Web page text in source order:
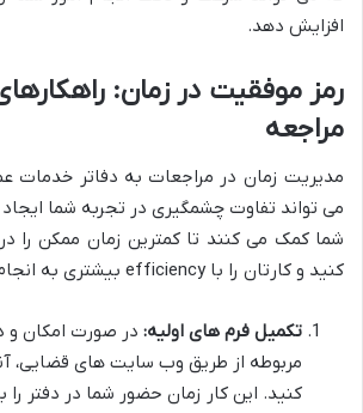
افزایش دهد.
رمز موفقیت در زمان:
مراجعه
مدیریت زمان در مراجعات به دفاتر خدمات
می تواند تفاوت چشمگیری در تجربه شما ایجاد
شما کمک می کنند تا کمترین زمان ممکن را
کنید و کارتان را با efficiency بیشتری به انجام برسانید.
تکمیل فرم های اولیه: در صورت امکان و
مربوطه از طریق وب سایت های قضایی،
کنید. این کار زمان حضور شما در دفتر